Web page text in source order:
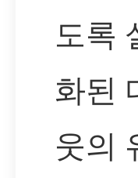
도록
화된
웃의